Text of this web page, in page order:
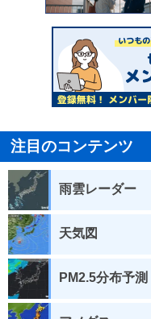
注目のコンテンツ
雨雲レーダー
天気図
PM2.5分布予測